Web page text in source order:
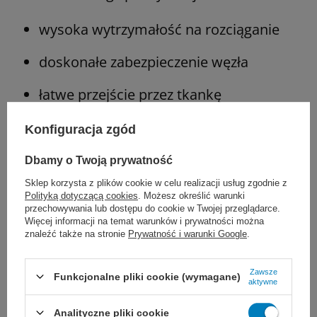
wysoka wytrzymałość na rozciąganie
doskonałe zabezpieczenie węzła
łatwe przejście przez tkankę
ogólne przybliżenie tkanek miękkich
chirurgia sercowo-naczyniowa
neurochirurgia
chirurgia okulistyczna
Konfiguracja zgód
Dbamy o Twoją prywatność
Sklep korzysta z plików cookie w celu realizacji usług zgodnie z
Polityką dotyczącą cookies . Możesz określić warunki
przechowywania lub dostępu do cookie w Twojej przeglądarce.
Więcej informacji na temat warunków i prywatności można
znaleźć także na stronie Prywatność i warunki Google
Funkcjonalne pliki cookie (wymagane)
Zawsze
aktywne
Analityczne pliki cookie